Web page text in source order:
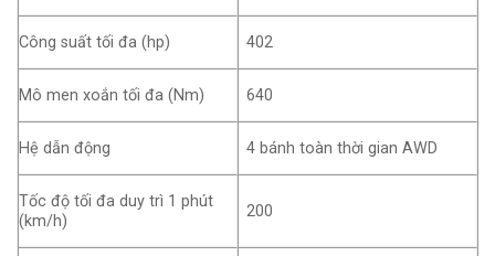
Công suất tối đa (hp) 402
Mô men xoắn tối đa (Nm) 640
Hệ dẫn động 4 bánh toàn thời gian AWD
Tốc độ tối đa duy trì 1 phút
(km/h)
200